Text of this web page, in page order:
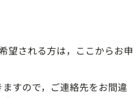
望される方は，ここからお申
すので，ご連絡先をお間違